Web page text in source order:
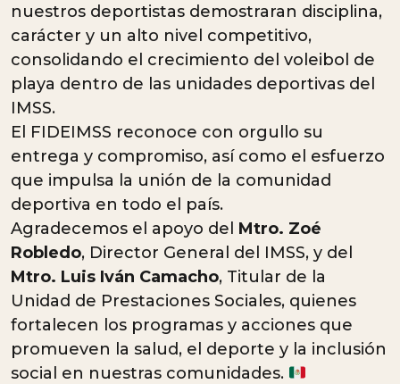
nuestros deportistas demostraran disciplina,
carácter y un alto nivel competitivo,
consolidando el crecimiento del voleibol de
playa dentro de las unidades deportivas del
IMSS.
El FIDEIMSS reconoce con orgullo su
entrega y compromiso, así como el esfuerzo
que impulsa la unión de la comunidad
deportiva en todo el país.
Agradecemos el apoyo del Mtro. Zoé
Robledo, Director General del IMSS, y del
Mtro. Luis Iván Camacho, Titular de la
Unidad de Prestaciones Sociales, quienes
fortalecen los programas y acciones que
promueven la salud, el deporte y la inclusión
social en nuestras comunidades.